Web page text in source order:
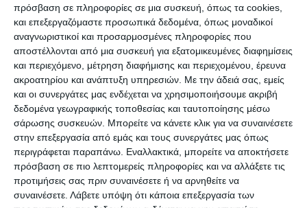
πρόσβαση σε πληροφορίες σε μια συσκευή, όπως τα cookies,
και επεξεργαζόμαστε προσωπικά δεδομένα, όπως μοναδικοί
αναγνωριστικοί και προσαρμοσμένες πληροφορίες που
αποστέλλονται από μια συσκευή για εξατομικευμένες διαφημίσεις
και περιεχόμενο, μέτρηση διαφήμισης και περιεχομένου, έρευνα
ακροατηρίου και ανάπτυξη υπηρεσιών. Με την άδειά σας, εμείς
και οι συνεργάτες μας ενδέχεται να χρησιμοποιήσουμε ακριβή
δεδομένα γεωγραφικής τοποθεσίας και ταυτοποίησης μέσω
σάρωσης συσκευών. Μπορείτε να κάνετε κλικ για να συναινέσετε
στην επεξεργασία από εμάς και τους συνεργάτες μας όπως
περιγράφεται παραπάνω. Εναλλακτικά, μπορείτε να αποκτήσετε
πρόσβαση σε πιο λεπτομερείς πληροφορίες και να αλλάξετε τις
προτιμήσεις σας πριν συναινέσετε ή να αρνηθείτε να
συναινέσετε. Λάβετε υπόψη ότι κάποια επεξεργασία των
Το Πολυδύναμο
Ειδική αναφορά έκανε ο Διοικητής του
Νοσοκομείου στον τρόπο που λειτουργεί το
Πολυδύναμο και εξήγησε τα εξής: «Στο
Πολυδύναμο Βολιμών υπάρχει πρόβλημα γιατί
αυτή τη στιγμή δεν υπάρχουν αγροτικοί γιατροί
να καλύψουν τα κενά που δημιουργούνται. Εκεί
δεν υπήρχε μόνιμο προσωπικό αλλά μία γιατρός
που έπρεπε να μεταφερθεί στο νοσοκομείο για να
καλύψει το κενό του Διευθυντή της Παθολογικής,